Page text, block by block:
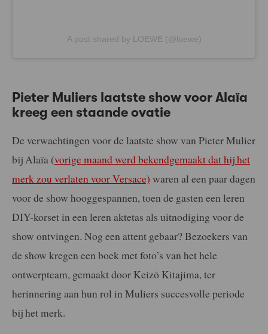
A post shared by LOEWE (@loewe)
Pieter Muliers laatste show voor Alaïa
kreeg een staande ovatie
De verwachtingen voor de laatste show van Pieter Mulier
bij Alaïa (vorige maand werd bekendgemaakt dat hij het
merk zou verlaten voor Versace) waren al een paar dagen
voor de show hooggespannen, toen de gasten een leren
DIY-korset in een leren aktetas als uitnodiging voor de
show ontvingen. Nog een attent gebaar? Bezoekers van
de show kregen een boek met foto’s van het hele
ontwerpteam, gemaakt door Keizō Kitajima, ter
herinnering aan hun rol in Muliers succesvolle periode
bij het merk.